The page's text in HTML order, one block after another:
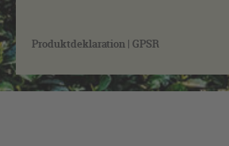
Produktdeklaration | GPSR